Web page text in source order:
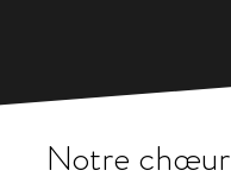
Notre chœur